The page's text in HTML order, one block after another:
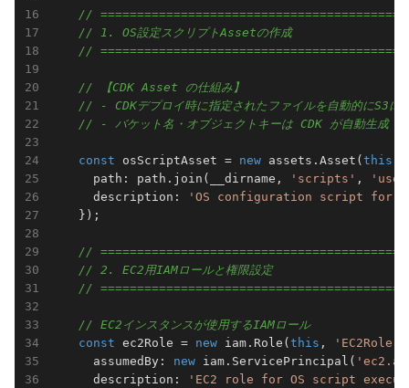
//
// 1. OS設定スクリプトAssetの作成
//
// 【CDK Asset の仕組み】
// - CDKデプロイ時に指定されたファイルを自動的にS3に
// - バケット名・オブジェクトキーは CDK が自動生成
const osScriptAsset = new assets.Asset(this
      path: path.join(__dirname,
'scripts' ,
      description:
'OS configuration script for
    });
//
// 2. EC2用IAMロールと権限設定
//
// EC2インスタンスが使用するIAMロール
const ec2Role = new iam.Role(this , 'EC2Role'
      assumedBy:
new iam.ServicePrincipal(
      description:
'EC2 role for OS script